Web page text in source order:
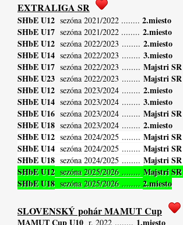
EXTRALIGA SR
SHbE U12 sezóna 2021/2022 ........ 2.miesto
SHbE U17 sezóna 2021/2022 ........ 2.miesto
SHbE U12 sezóna 2022/2023 ........ 2.miesto
SHbE U14 sezóna 2022/2023 ........ 3.miesto
SHbE U17 sezóna 2022/2023 ........ Majstri
SHbE U23 sezóna 2022/2023 ........ Majstri
SHbE U12 sezóna 2023/2024 ........ 2.miesto
SHbE U14 sezóna 2023/2024 ........ 3.miesto
SHbE U16 sezóna 2023/2024 ........ Majstri
SHbE U18 sezóna 2023/2024 ........ 2.miesto
SHbE U12 sezóna 2024/2025 ........ Majstri
SHbE U14 sezóna 2024/2025 ........ Majstri
SHbE U18 sezóna 2024/2025 ........ Majstri
SHbE U12 sezóna 2025/2026 ........ Majstri
SHbE U18 sezóna 2025/2026 ........ 2.miesto
SLOVENSKÝ pohár MAMUT Cup
MAMUT Cup U10 r. 2022 ........ 1.miesto